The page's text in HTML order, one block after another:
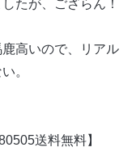
たが、ござらん！
高いので、リアル
。
送料無料】